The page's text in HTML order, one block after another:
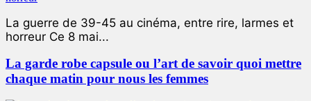
La guerre de 39-45 au cinéma, entre rire, larmes et
horreur Ce 8 mai...
La garde robe capsule ou l’art de savoir quoi mettre
chaque matin pour nous les femmes